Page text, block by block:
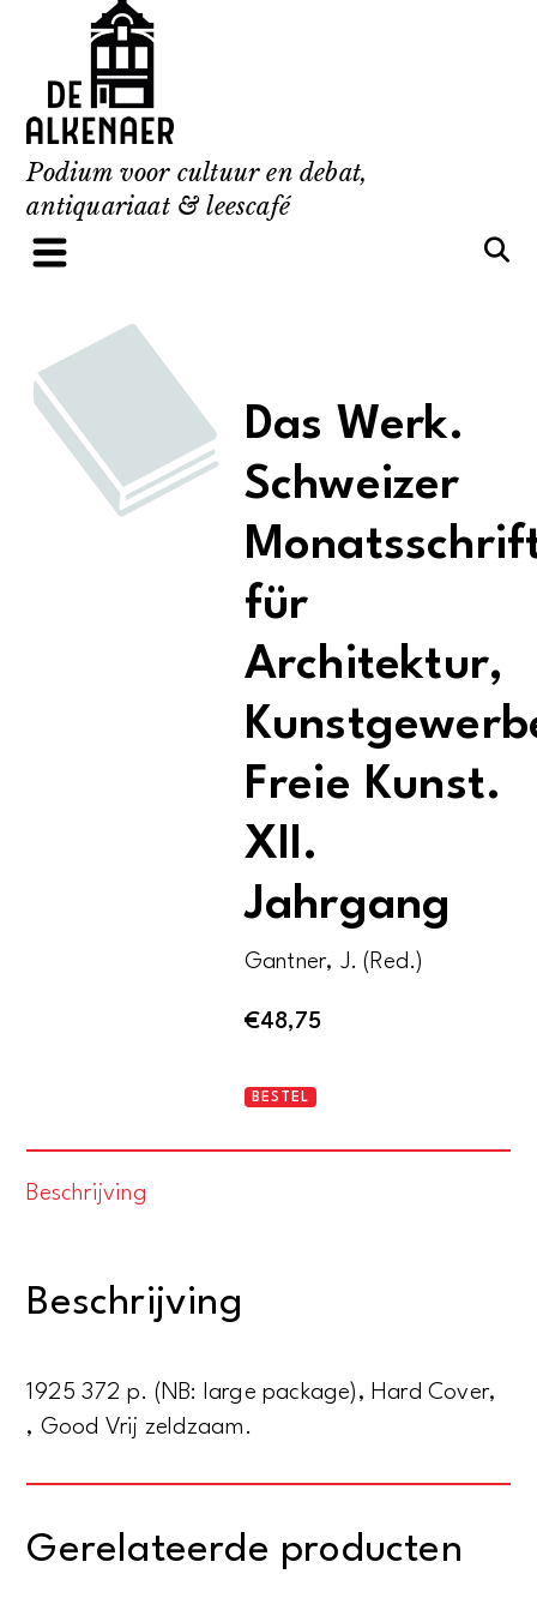
content
Podium voor cultuur en debat,
antiquariaat & leescafé
Das Werk.
Schweizer
für
Architektur,
Freie Kunst.
XII.
Jahrgang
Gantner, J. (Red.)
€48,75
Das
XII.
Jahrgang
BESTEL
Beschrijving
Beschrijving
1925 372 p. (NB: large package), Hard Cover,
, Good Vrij zeldzaam.
Gerelateerde producten